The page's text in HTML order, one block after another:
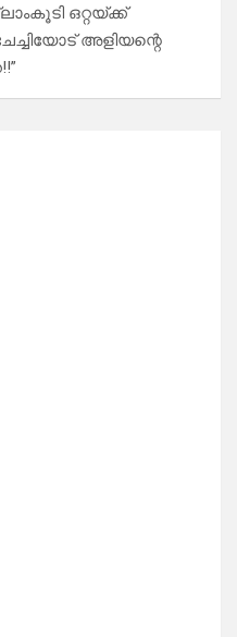
ഒറ്റയ്ക്ക്
അളിയന്റെ